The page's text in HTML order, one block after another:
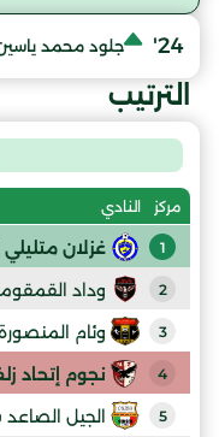
24' جلود محمد
الترتيب
مركز النادي
1 غزلان
2 وداد
3 وئام
4 نجوم إتحاد
5 الجيل